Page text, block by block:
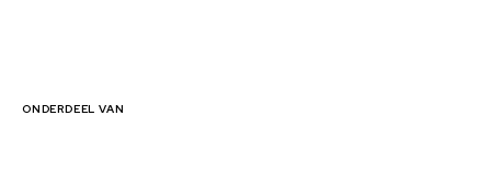
ONDERDEEL VAN